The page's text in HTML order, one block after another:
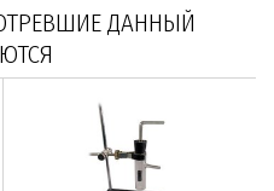
ДАННЫЙ